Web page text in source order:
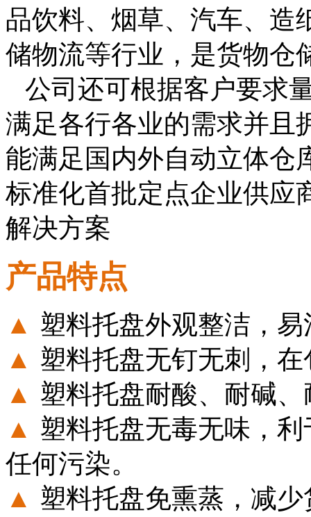
品饮料、烟草、汽车、造
储物流等行业，是货物仓
公司还可根据客户要求
满足各行各业的需求并且
能满足国内外自动立体仓
标准化首批定点企业供应
解决方案
产品特点
▲ 塑料托盘外观整洁，
▲ 塑料托盘无钉无刺，
▲ 塑料托盘耐酸、耐碱
▲ 塑料托盘无毒无味，
任何污染。
▲ 塑料托盘免熏蒸，减